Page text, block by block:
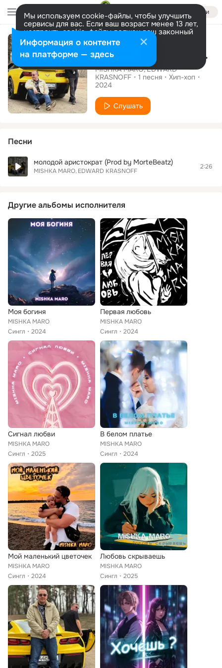
Войти
Мы используем cookie-файлы, чтобы улучшить
сервисы для вас. Если ваш возраст менее 13 лет,
настроить cookie-файлы должен ваш законный
представитель. Больше информации
Разрешить все Настроить Молодой аристократ
MISHKA MARO EDWARD
KRASNOFF
1 песня
Хип-хоп
2024
Слушать
Песни
молодой аристократ (Prod by MorteBeatz)
MISHKA MARO EDWARD KRASNOFF
2:26
Другие альбомы исполнителя
Моя богиня
MISHKA MARO
Сингл
2024
Первая любовь
MISHKA MARO
Сингл
2024
Сигнал любви
MISHKA MARO
Сингл
2025
В белом платье
MISHKA MARO
Сингл
2024
Мой маленький цветочек
MISHKA MARO
Сингл
2024
Любовь скрываешь
MISHKA MARO
Сингл
2025
Информация о контенте
на платформе — здесь